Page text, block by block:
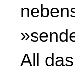
All